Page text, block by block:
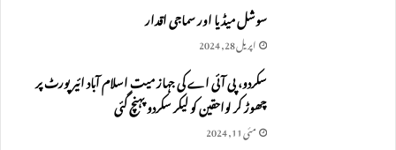
سوشل میڈیا اور سماجی اقدار
اپریل 28, 2024
سکردو، پی آئی اے کی جہاز میت اسلام آباد ائیرپورٹ پر
چھوڑ کر لواحقین کو لیکر سکردو پہنچ گئی
مئی 11, 2024